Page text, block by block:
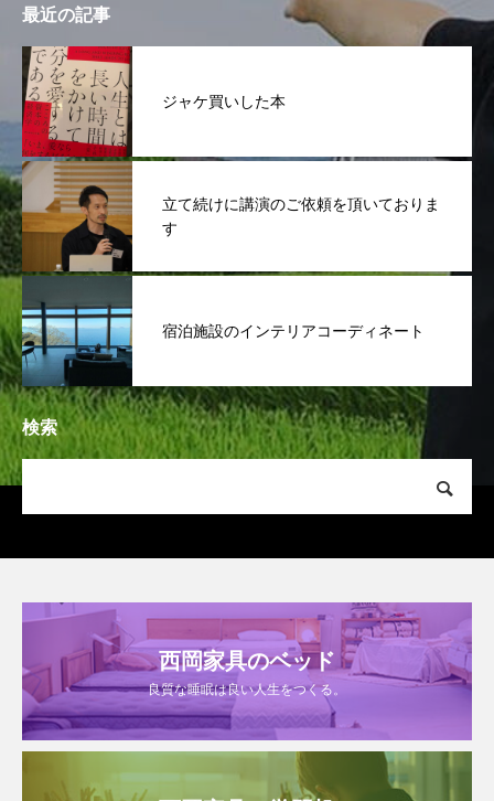
最近の記事
ジャケ買いした本
立て続けに講演のご依頼を頂いておりま
す
宿泊施設のインテリアコーディネート
検索
西岡家具のベッド
良質な睡眠は良い人生をつくる。